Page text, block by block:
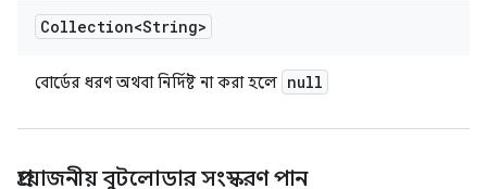
Collection<String>
বোর্ডের ধরণ অথবা নির্দিষ্ট না করা হলে null
প্রয়োজনীয় বুটলোডার সংস্করণ পান